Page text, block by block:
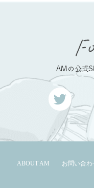
AMの公式
ABOUT AM お問い合わ